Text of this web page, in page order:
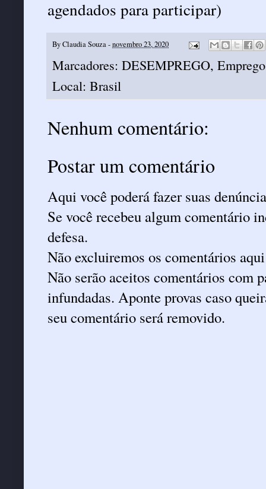
agendados para participar)
ByClaudia Souza-novembro 23, 2020
Marcadores: DESEMPREGO,
Local: Brasil
Nenhum comentário:
Postar um comentário
Aqui você poderá fazer suas
Se você recebeu algum comentário
defesa.
Não excluiremos os comentários
Não serão aceitos comentários com
infundadas. Aponte provas caso
seu comentário será removido.